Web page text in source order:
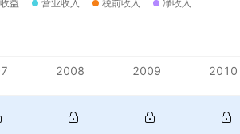
益 营业收入 税前收入 净收入
2008 2009 2010